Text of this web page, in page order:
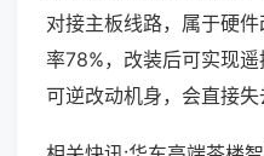
对接主板线路，属于硬
率78%，改装后可实现
可逆改动机身，会直接失